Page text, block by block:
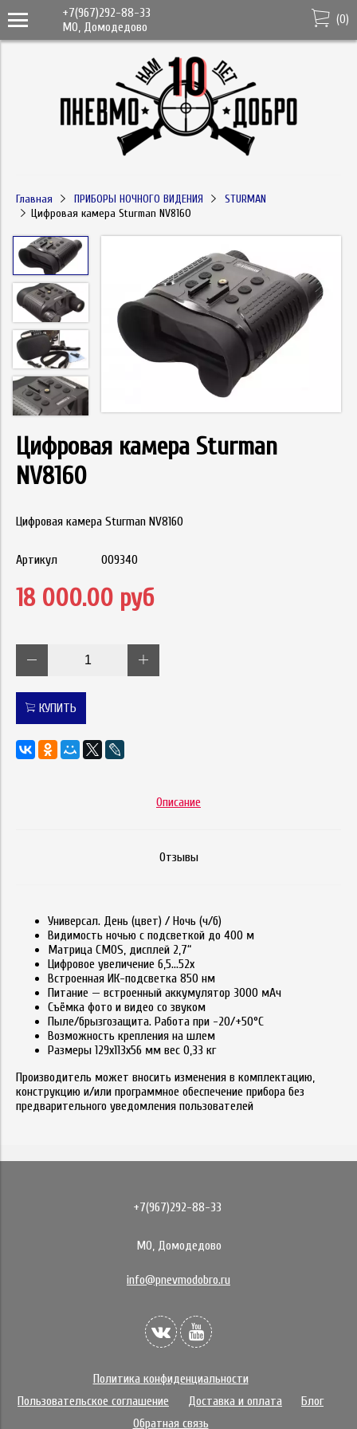
+7(967)292-88-33
МО, Домодедово
(0)
Главная ПРИБОРЫ НОЧНОГО ВИДЕНИЯ
STURMAN
Цифровая камера Sturman NV8160
Цифровая камера Sturman
NV8160
Цифровая камера Sturman NV8160
Артикул 009340
18 000.00 руб
КУПИТЬ
Описание
Отзывы
Универсал. День (цвет) / Ночь (ч/б)
Видимость ночью с подсветкой до 400 м
Матрица CMOS, дисплей 2,7“
Цифровое увеличение 6,5...52x
Встроенная ИК-подсветка 850 нм
Питание — встроенный аккумулятор 3000 мАч
Съёмка фото и видео со звуком
Пыле/брызгозащита. Работа при -20/+50°C
Возможность крепления на шлем
Размеры 129х113х56 мм вес 0,33 кг
Производитель может вносить изменения в комплектацию,
конструкцию и/или программное обеспечение прибора без
предварительного уведомления пользователей
+7(967)292-88-33
МО, Домодедово
info@pnevmodobro.ru
Политика конфиденциальности
Пользовательское соглашение
Доставка и оплата
Блог
Обратная связь